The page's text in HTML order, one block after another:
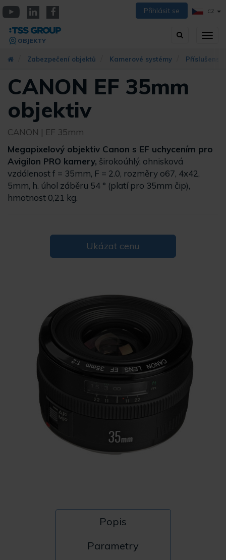
Přejít
k
hlavnímu
obsahu
Přihlásit se CZ
Vyhledávání
OBJEKTY
Zabezpečení objektů Kamerové systémy
CANON EF 35mm
objektiv
CANON | EF 35mm
Megapixelový objektiv Canon s EF uchycením pro
Avigilon PRO kamery, širokoúhlý, ohnisková
vzdálenost f = 35mm, F = 2.0, rozměry o67, 4x42,
5mm, h. úhol záběru 54 ° (platí pro 35mm čip),
hmotnost 0,21 kg.
Ukázat cenu
Popis
Parametry